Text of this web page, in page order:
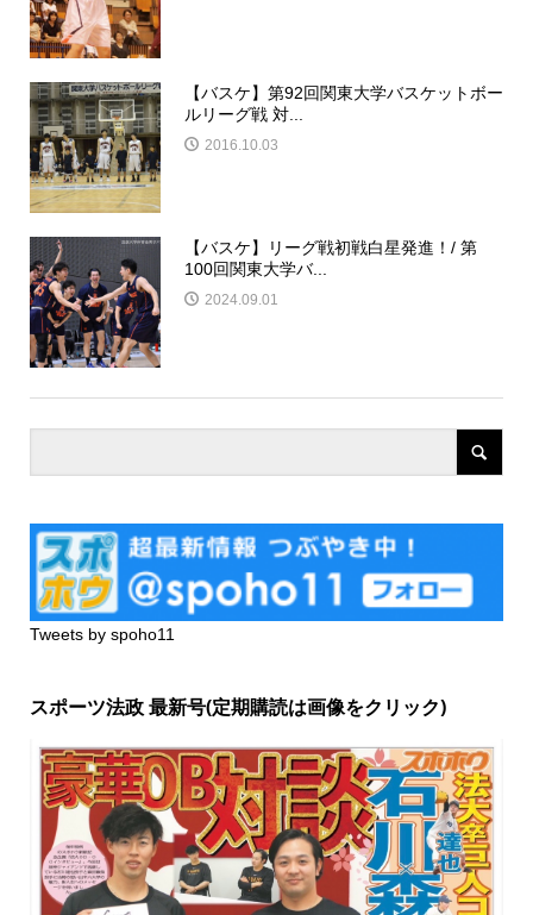
【バスケ】第92回関東大学バスケットボー
ルリーグ戦 対...
2016.10.03
【バスケ】リーグ戦初戦白星発進！/ 第
100回関東大学バ...
2024.09.01
Tweets by spoho11
スポーツ法政 最新号(定期購読は画像をクリック)